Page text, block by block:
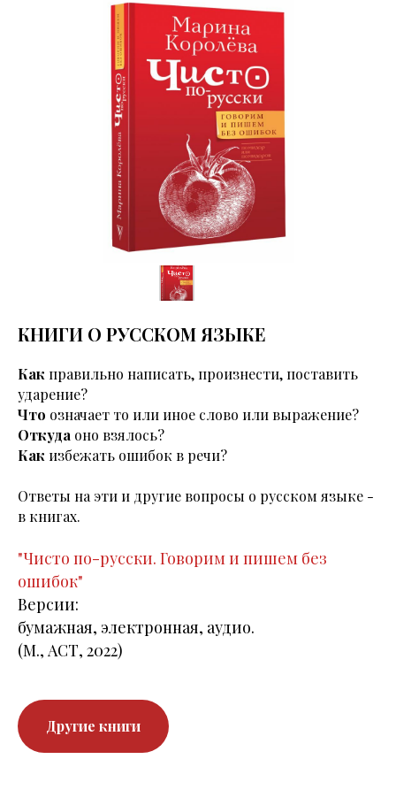
КНИГИ О РУССКОМ ЯЗЫКЕ
Как правильно написать, произнести, поставить
ударение?
Что означает то или иное слово или выражение?
Откуда оно взялось?
Как избежать ошибок в речи?
Ответы на эти и другие вопросы о русском языке -
в книгах.
"Чисто по-русски. Говорим и пишем без
ошибок"
Версии:
бумажная, электронная, аудио.
(М., АСТ, 2022)
Другие книги